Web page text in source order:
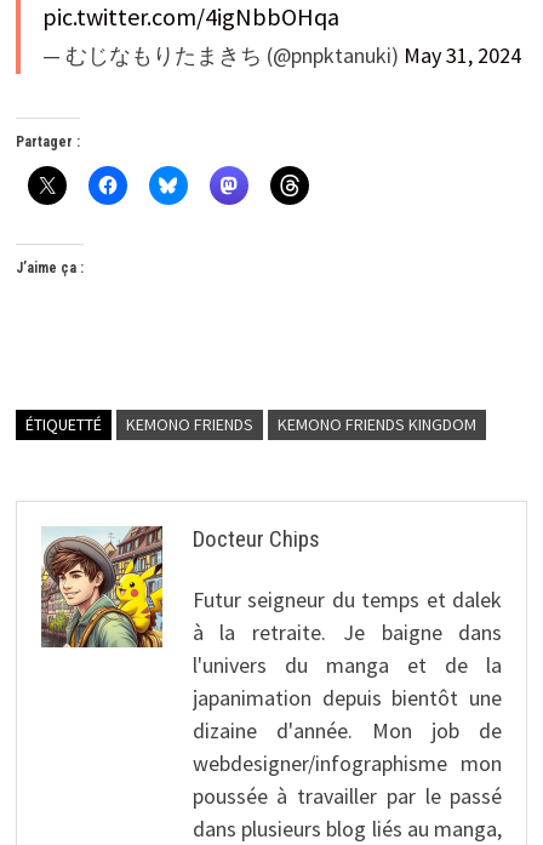
pic.twitter.com/4igNbbOHqa
— むじなもりたまきち (@pnpktanuki) May 31, 2024
Partager :
J’aime ça :
ÉTIQUETTÉ KEMONO FRIENDS KEMONO FRIENDS KINGDOM
Docteur Chips
Futur seigneur du temps et dalek
à la retraite. Je baigne dans
l'univers du manga et de la
japanimation depuis bientôt une
dizaine d'année. Mon job de
webdesigner/infographisme mon
poussée à travailler par le passé
dans plusieurs blog liés au manga,